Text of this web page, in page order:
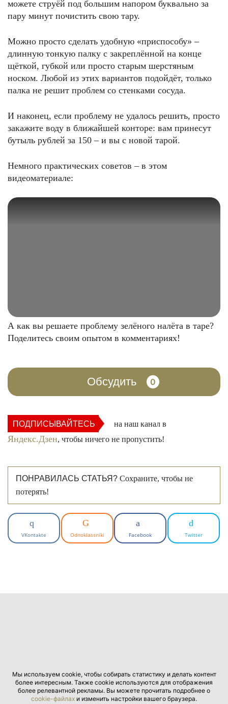
можете струёй под большим напором буквально за
пару минут почистить свою тару.
Можно просто сделать удобную «приспособу» –
длинную тонкую палку с закреплённой на конце
щёткой, губкой или просто старым шерстяным
носком. Любой из этих вариантов подойдёт, только
палка не решит проблем со стенками сосуда.
И наконец, если проблему не удалось решить, просто
закажите воду в ближайшей конторе: вам принесут
бутыль рублей за 150 – и вы с новой тарой.
Немного практических советов ‒ в этом
видеоматериале:
А как вы решаете проблему зелёного налёта в таре?
Поделитесь своим опытом в комментариях!
Обсудить 0
ПОДПИСЫВАЙТЕСЬ на наш канал в
Яндекс.Дзен, чтобы ничего не пропустить!
ПОНРАВИЛАСЬ СТАТЬЯ? Сохраните, чтобы не
потерять!
VKontakte Odnoklassniki Facebook Twitter
Мы используем cookie, чтобы собирать статистику и делать контент
более интересным. Также cookie используются для отображения
более релевантной рекламы. Вы можете прочитать подробнее о
cookie-файлах и изменить настройки вашего браузера.